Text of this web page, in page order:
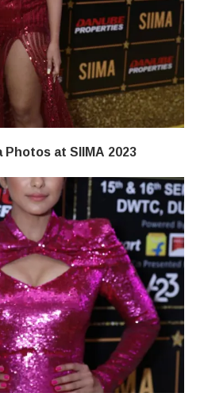
at SIIMA 2023